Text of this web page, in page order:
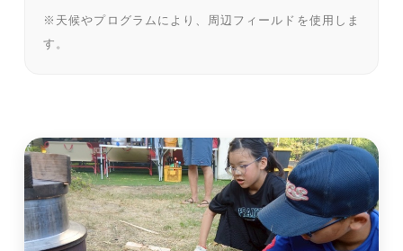
※天候やプログラムにより、周辺フィールドを使用しま
す。